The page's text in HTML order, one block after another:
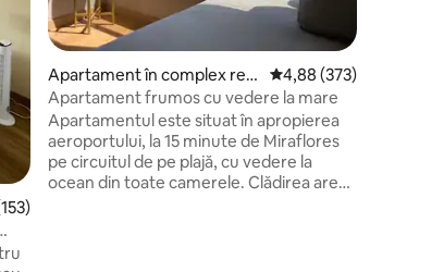
de 4,96 din 5, 153 recenzii
Apartament în complex rezi
dențial în San Miguel
Scor mediu de 4,88
4,88 (373)
Apartament frumos cu vedere la mare
Apartamentul este situat în apropierea
aeroportului, la 15 minute de Miraflores
pe circuitul de pe plajă, cu vedere la
ocean din toate camerele. Clădirea are